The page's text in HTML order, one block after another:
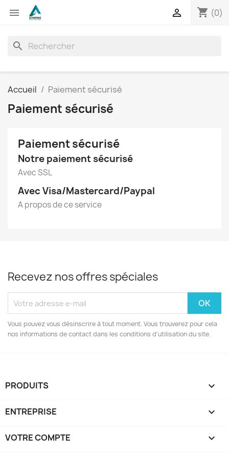
 shopping_cart (0)

search
Accueil Paiement sécurisé
Paiement sécurisé
Paiement sécurisé
Notre paiement sécurisé
Avec SSL
Avec Visa/Mastercard/Paypal
A propos de ce service
Recevez nos offres spéciales
Vous pouvez vous désinscrire à tout moment. Vous trouverez pour cela
nos informations de contact dans les conditions d'utilisation du site.
PRODUITS 
ENTREPRISE 
VOTRE COMPTE 